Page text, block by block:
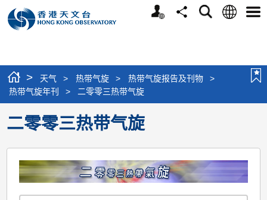
个
分
搜
语
选
> 天气 > 热带气旋 > 热带气旋报告及刊物
>
热带气旋年刊
> 二零零三热带气旋
二零零三热带气旋